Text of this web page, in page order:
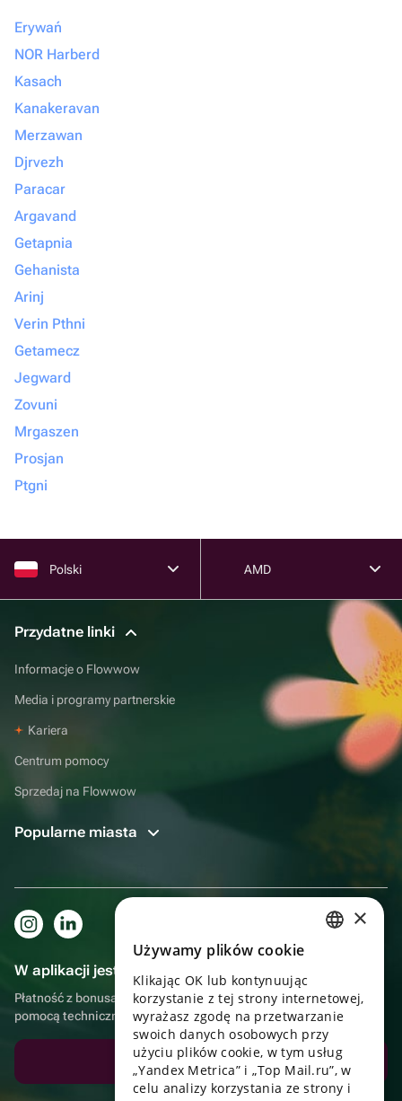
Erywań
NOR Harberd
Kasach
Kanakeravan
Merzawan
Djrvezh
Paracar
Argavand
Getapnia
Gehanista
Arinj
Verin Pthni
Getamecz
Jegward
Zovuni
Mrgaszen
Prosjan
Ptgni
Polski AMD
Przydatne linki
Informacje o Flowwow
Media i programy partnerskie
Kariera
Centrum pomocy
Sprzedaj na Flowwow
Popularne miasta
W aplikacji jest to jeszcze wygodniejsze!
Płatność z bonusami, samodzielna dostawa, wygodny czat z
pomocą techniczną
Pobierz aplikację
UKRAINIAN
PORTUGUESE
SPANISH
×
Używamy plików cookie
Klikając OK lub kontynuując
korzystanie z tej strony internetowej,
wyrażasz zgodę na przetwarzanie
swoich danych osobowych przy
użyciu plików cookie, w tym usług
„Yandex Metrica” i „Top Mail.ru”, w
celu analizy korzystania ze strony i